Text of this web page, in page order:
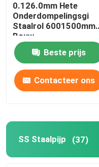
0.126.0mm Hete
Onderdompelingsgi
Staalrol 6001500mm
Bouw
Beste prijs
Contacteer ons
SS Staalpijp (37)